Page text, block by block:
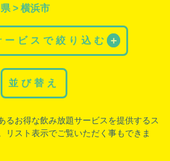
> 横浜市
ービスで絞り込む ＋
並び替え
るお得な飲み放題サービスを提供するス
リスト表示でご覧いただく事もできま